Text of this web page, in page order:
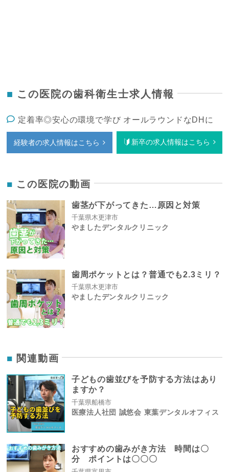
この医院の歯科衛生士求人情報
定着率◎安心の環境で学び オールラウンドなDHに
経験者の求人情報はこちら 新卒の求人情報はこちら
この医院の動画
歯茎が下がってきた…原因と対策
千葉県木更津市
やましたデンタルクリニック
歯周ポケットとは？普通でも2.3ミリ？
千葉県木更津市
やましたデンタルクリニック
関連動画
子どもの歯並びを予防する方法はあり
ますか？
千葉県船橋市
医療法人社団 誠悠会 東葉デンタルオフィス
おすすめの歯みがき方法 時間は〇
分 ポイントは〇〇〇